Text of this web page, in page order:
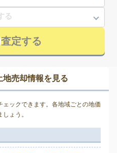
査定する
売却情報を見る
ックできます。各地域ごとの地価
ょう。